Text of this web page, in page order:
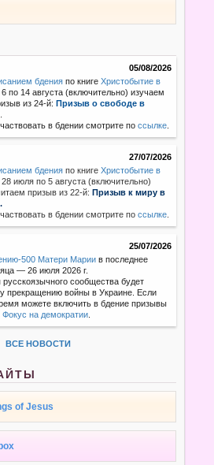
05/08/2026
бдения по книгеХристобытие в
6 по 14 августа (включительно) изучаем
из 24-й:Призыв о свободе в
в бдении смотрите поссылке
27/07/2026
бдения по книгеХристобытие в
28 июля по 5 августа (включительно)
призыв из 22-й:Призыв к миру в
в бдении смотрите поссылке
25/07/2026
500 Матери Марии в последнее
— 26 июля 2026 г.
русскоязычного сообщества будет
прекращению войны в Украине. Если
можете включить в бдение призывы
на демократии
ВСЕ НОВОСТИ
of Jesus